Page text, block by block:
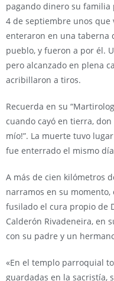
pagando dinero su familia
4 de septiembre unos
enteraron en una taberna
pueblo, y fueron a por él.
pero alcanzado en plena
acribillaron a tiros.
Recuerda en su
cuando cayó en tierra, don
mío!”. La muerte tuvo
fue enterrado el mismo
A más de cien kilómetros
narramos en su
fusilado el cura propio de
Calderón Rivadeneira, en
con su padre y un
«En el templo parroquial
guardadas en la sacristía,